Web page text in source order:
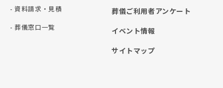
- 資料請求・見積
- 葬儀窓口一覧
葬儀ご利用者アンケート
イベント情報
サイトマップ